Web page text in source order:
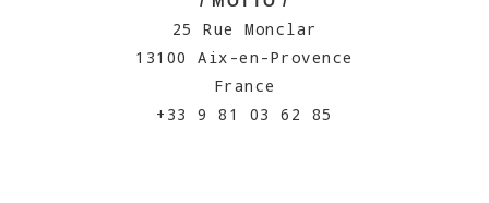
25 Rue Monclar
13100 Aix-en-Provence
France
+33 9 81 03 62 85